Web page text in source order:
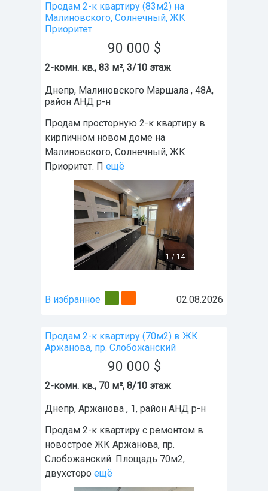
Продам 2-к квартиру (83м2) на
Малиновского, Солнечный, ЖК
Приоритет
90 000 $
2-комн. кв., 83 м², 3/10 этаж
Днепр, Малиновского Маршала , 48А,
район АНД р-н
Продам просторную 2-к квартиру в
кирпичном новом доме на
Малиновского, Солнечный, ЖК
Приоритет. П ещё
1 / 14
В избранное 02.08.2026
Продам 2-к квартиру (70м2) в ЖК
Аржанова, пр. Слобожанский
90 000 $
2-комн. кв., 70 м², 8/10 этаж
Днепр, Аржанова , 1, район АНД р-н
Продам 2-к квартиру с ремонтом в
новострое ЖК Аржанова, пр.
Слобожанский. Площадь 70м2,
двухсторо ещё